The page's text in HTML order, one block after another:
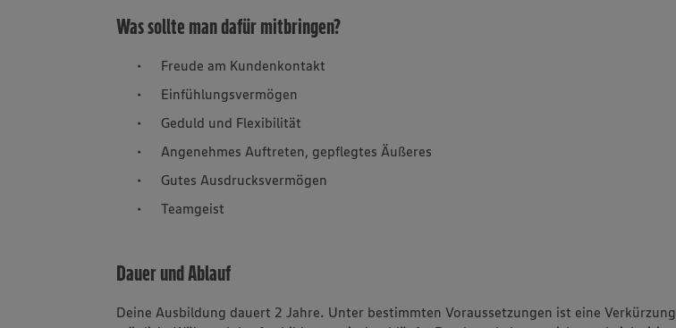
Was sollte man dafür mitbringen?
Freude am Kundenkontakt
Einfühlungsvermögen
Geduld und Flexibilität
Angenehmes Auftreten, gepflegtes Äußeres
Gutes Ausdrucksvermögen
Teamgeist
Dauer und Ablauf
Deine Ausbildung dauert 2 Jahre. Unter bestimmten Voraussetzungen ist eine Verkürzung